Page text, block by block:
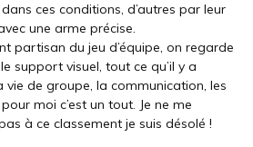
ces conditions, d’autres par leur
une arme précise.
partisan du jeu d’équipe, on regarde
support visuel, tout ce qu’il y a
vie de groupe, la communication, les
moi c’est un tout. Je ne me
à ce classement je suis désolé !